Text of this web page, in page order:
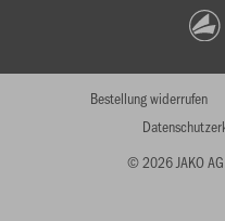
© 2026 JAKO
Bestellung widerrufen